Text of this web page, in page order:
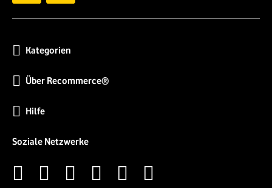
Kategorien
Über Recommerce®
Hilfe
Soziale Netzwerke